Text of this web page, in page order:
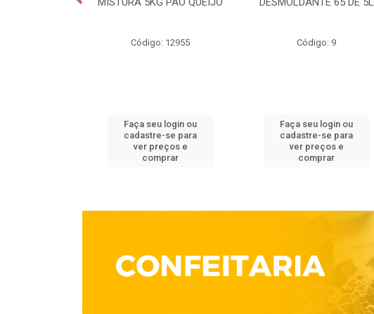
Código: 12955
Faça seu login ou
cadastre-se para
ver preços e
comprar
Código: 9
Faça seu login ou
cadastre-se para
ver preços e
comprar